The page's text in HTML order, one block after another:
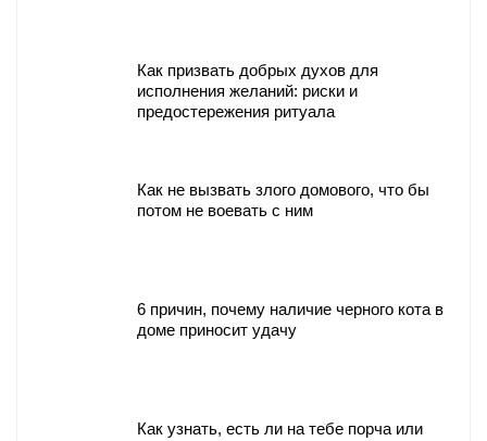
Как призвать добрых духов для
исполнения желаний: риски и
предостережения ритуала
Как не вызвать злого домового, что бы
потом не воевать с ним
6 причин, почему наличие черного кота в
доме приносит удачу
Как узнать, есть ли на тебе порча или